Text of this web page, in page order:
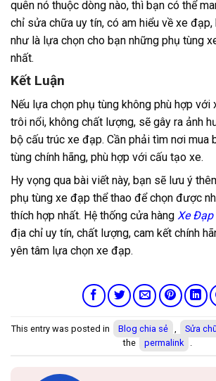
quên nó thuộc dòng nào, thì bạn có thể
chỉ sửa chữa uy tín, có am hiểu về xe
như là lựa chọn cho bạn những phụ tùng
nhất.
Kết Luận
Nếu lựa chọn phụ tùng không phù hợp với
trôi nổi, không chất lượng, sẽ gây ra ảnh
bộ cấu trúc xe đạp. Cần phải tìm nơi mua
tùng chính hãng, phù hợp với cấu tạo xe.
Hy vọng qua bài viết này, bạn sẽ lưu ý
phụ tùng xe đạp thể thao để chọn được
thích hợp nhất. Hệ thống cửa hàng Xe Đạp
địa chỉ uy tín, chất lượng, cam kết chính
yên tâm lựa chọn xe đạp.
This entry was posted in Blog chia sẻ Sửa
the
permalink